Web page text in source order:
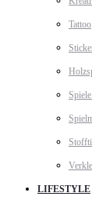
Tattoo
LIFESTYLE